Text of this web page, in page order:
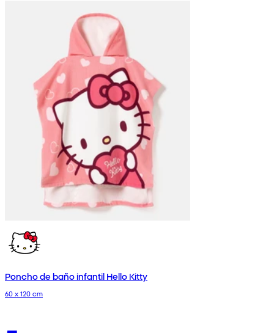
Poncho de baño infantil Hello Kitty
60 x 120 cm